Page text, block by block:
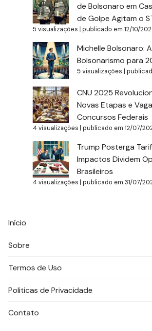
de Bolsonaro em
de Golpe Agitam o
5 visualizações |publicado em 12/10/
Michelle Bolsonaro:
Bolsonarismo para
5 visualizações |
CNU 2025
Novas Etapas e
Concursos Federais
4 visualizações |publicado em 12/07/
Trump Posterga
Impactos Dividem
Brasileiros
4 visualizações |publicado em 31/07/
Início
Sobre
Termos de Uso
Politicas de Privacidade
Contato